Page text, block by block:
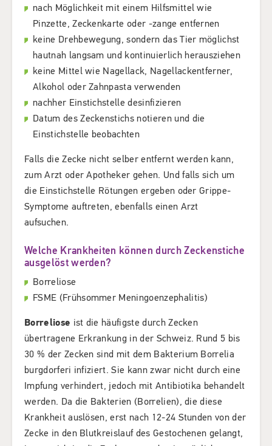
nach Möglichkeit mit einem Hilfsmittel wie
Pinzette, Zeckenkarte oder -zange entfernen
keine Drehbewegung, sondern das Tier möglichst
hautnah langsam und kontinuierlich herausziehen
keine Mittel wie Nagellack, Nagellackentferner,
Alkohol oder Zahnpasta verwenden
nachher Einstichstelle desinfizieren
Datum des Zeckenstichs notieren und die
Einstichstelle beobachten
Falls die Zecke nicht selber entfernt werden kann,
zum Arzt oder Apotheker gehen. Und falls sich um
die Einstichstelle Rötungen ergeben oder Grippe-
Symptome auftreten, ebenfalls einen Arzt
aufsuchen.
Welche Krankheiten können durch Zeckenstiche
ausgelöst werden?
Borreliose
FSME (Frühsommer Meningoenzephalitis)
Borreliose ist die häufigste durch Zecken
übertragene Erkrankung in der Schweiz. Rund 5 bis
30 % der Zecken sind mit dem Bakterium Borrelia
burgdorferi infiziert. Sie kann zwar nicht durch eine
Impfung verhindert, jedoch mit Antibiotika behandelt
werden. Da die Bakterien (Borrelien), die diese
Krankheit auslösen, erst nach 12-24 Stunden von der
Zecke in den Blutkreislauf des Gestochenen gelangt,